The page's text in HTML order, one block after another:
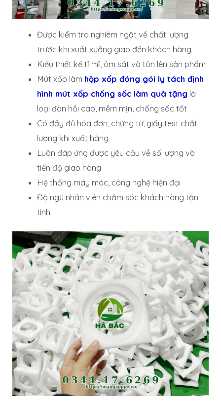
Được kiểm tra nghiêm ngặt về chất lượng
trước khi xuất xưởng giao đến khách hàng
Kiểu thiết kế tỉ mỉ, ôm sát và tôn lên sản phẩm
Mút xốp làm hộp xốp đóng gói ly tách định
hình mút xốp chống sốc làm quà tặng là
loại đàn hồi cao, mềm mịn, chống sốc tốt
Có đầy đủ hóa đơn, chứng từ, giấy test chất
lượng khi xuất hàng
Luôn đáp ứng được yêu cầu về số lượng và
tiến độ giao hàng
Hệ thống máy móc, công nghệ hiện đại
Độ ngũ nhân viên chăm sóc khách hàng tận
tình